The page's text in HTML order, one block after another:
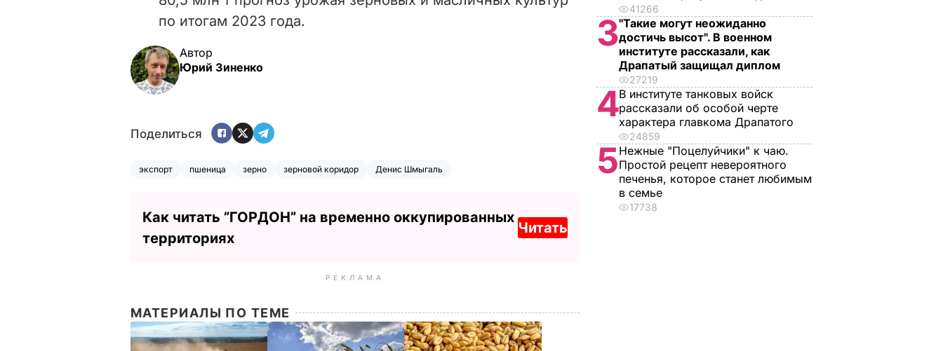
по итогам 2023 года.
Автор
Юрий Зиненко
Поделиться
экспорт пшеница зерно зерновой коридор Денис Шмыгаль
Как читать ”ГОРДОН” на временно оккупированных
территориях
Читать
РЕКЛАМА
МАТЕРИАЛЫ ПО ТЕМЕ
41266
3"Такие могут неожиданно
достичь высот". В военном
институте рассказали, как
Драпатый защищал диплом
27219
4В институте танковых войск
рассказали об особой черте
характера главкома Драпатого
24859
5Нежные "Поцелуйчики" к чаю.
Простой рецепт невероятного
печенья, которое станет любимым
в семье
17738